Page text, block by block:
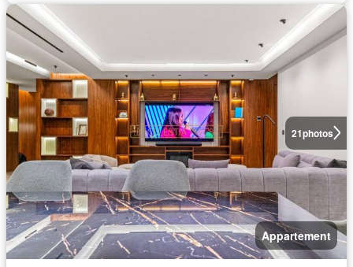
21photos
Appartement